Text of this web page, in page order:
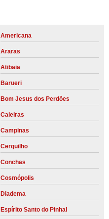
Americana
Araras
Atibaia
Barueri
Bom Jesus dos Perdões
Caieiras
Campinas
Cerquilho
Conchas
Cosmópolis
Diadema
Espírito Santo do Pinhal